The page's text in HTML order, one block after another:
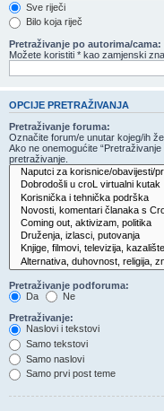
Sve riječi
Bilo koja riječ
Pretraživanje po autorima/cama:
Možete koristiti * kao zamjenski
OPCIJE PRETRAŽIVANJA
Pretraživanje foruma:
Označite forum/e unutar kojeg/ih
Ako ne onemogućite
pretraživanje.
Pretraživanje podforuma:
Da
Ne
Pretraživanje:
Naslovi i tekstovi
Samo tekstovi
Samo naslovi
Samo prvi post teme